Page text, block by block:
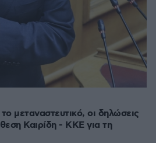
μεταναστευτικό, οι δηλώσεις
Καιρίδη - ΚΚΕ για τη